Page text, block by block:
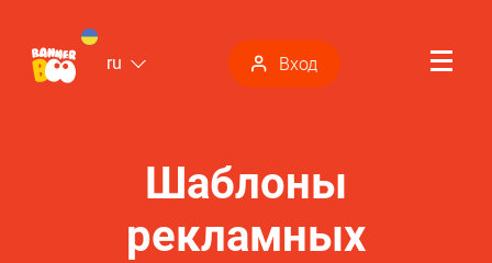
ru Вход
Шаблоны
рекламных